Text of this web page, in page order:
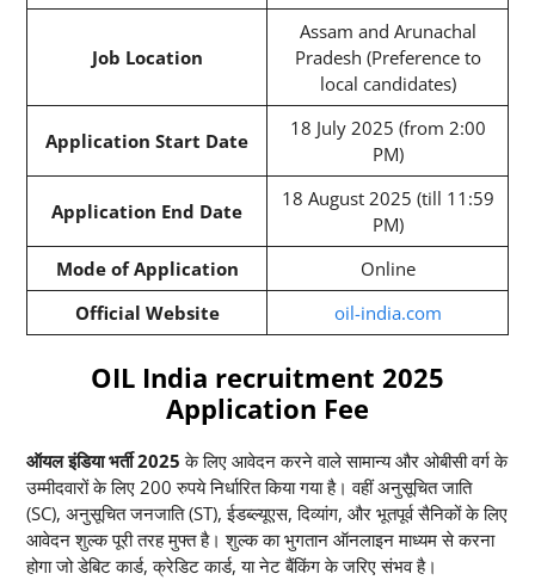
Job Location
Assam and Arunachal
Pradesh (Preference to
local candidates)
Application Start Date
18 July 2025 (from 2:00
PM)
Application End Date
18 August 2025 (till 11:59
PM)
Mode of Application
Online
Official Website
oil-india.com
OIL India recruitment 2025
Application Fee
ऑयल इंडिया भर्ती 2025 के लिए आवेदन करने वाले सामान्य और ओबीसी वर्ग के
उम्मीदवारों के लिए 200 रुपये निर्धारित किया गया है। वहीं अनुसूचित जाति
(SC), अनुसूचित जनजाति (ST), ईडब्ल्यूएस, दिव्यांग, और भूतपूर्व सैनिकों के लिए
आवेदन शुल्क पूरी तरह मुफ्त है। शुल्क का भुगतान ऑनलाइन माध्यम से करना
होगा जो डेबिट कार्ड, क्रेडिट कार्ड, या नेट बैंकिंग के जरिए संभव है।